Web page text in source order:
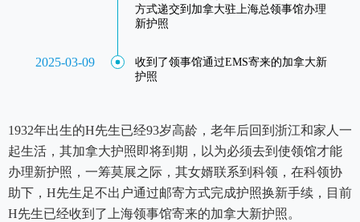
方式递交到加拿大驻上海总领事馆办理
新护照
2025-03-09
收到了领事馆通过EMS寄来的加拿大新
护照
1932年出生的H先生已经93岁高龄，老年后回到浙江和家人一
起生活，其加拿大护照即将到期，以为必须去到使领馆才能
办理新护照，一筹莫展之际，其女婿联系到科领，在科领协
助下，H先生足不出户通过邮寄方式完成护照换新手续，目前
H先生已经收到了上海领事馆寄来的加拿大新护照。